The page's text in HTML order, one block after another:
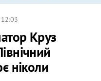
12:03
Круз
ніколи